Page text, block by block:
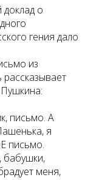
доклад о
гения дало
из
письмо. А
я
письмо.
бабушки,
меня,